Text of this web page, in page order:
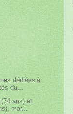
dédiées à
du...
(74 ans) et
mar...